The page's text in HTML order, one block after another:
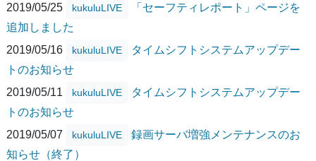
2019/05/25 kukuluLIVE
「セーフティレポート」ページを
追加しました
2019/05/16
kukuluLIVE
タイムシフトシステムアップデー
トのお知らせ
2019/05/11
kukuluLIVE
タイムシフトシステムアップデー
トのお知らせ
2019/05/07
kukuluLIVE
録画サーバ増強メンテナンスのお
知らせ（終了）